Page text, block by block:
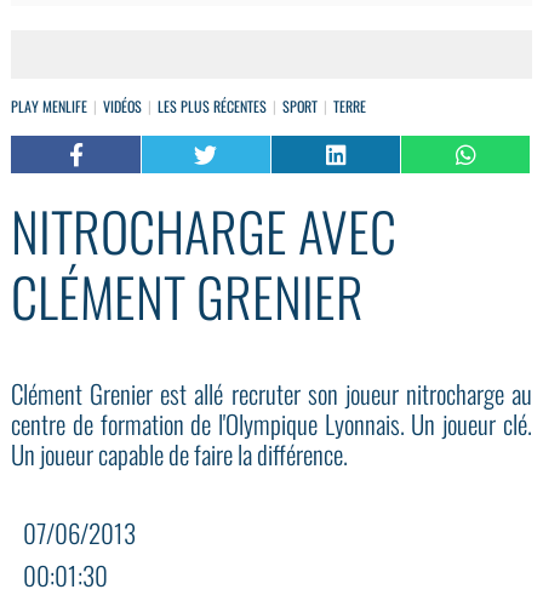
PLAY MENLIFE VIDÉOS LES PLUS RÉCENTES SPORT TERRE
NITROCHARGE AVEC
CLÉMENT GRENIER
Clément Grenier est allé recruter son joueur nitrocharge au
centre de formation de l'Olympique Lyonnais. Un joueur clé.
Un joueur capable de faire la différence.
07/06/2013
00:01:30